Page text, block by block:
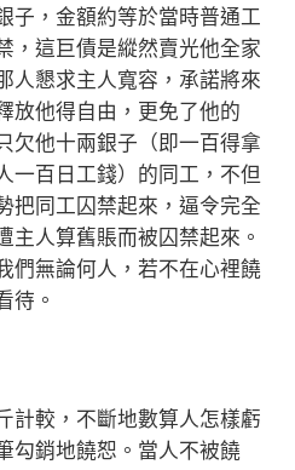
子，金額約等於當時普通工
，這巨債是縱然賣光他全家
人懇求主人寬容，承諾將來
放他得自由，更免了他的
欠他十兩銀子（即一百得拿
一百日工錢）的同工，不但
把同工囚禁起來，逼令完全
主人算舊賬而被囚禁起來。
們無論何人，若不在心裡饒
待。
較，不斷地數算人怎樣虧
勾銷地饒恕。當人不被饒